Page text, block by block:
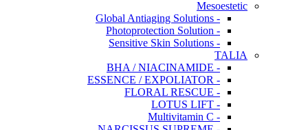
Mesoestetic
- Global Antiaging Solutions
- Photoprotection Solution
- Sensitive Skin Solutions
TALIA
- BHA / NIACINAMIDE
- ESSENCE / EXPOLIATOR
- FLORAL RESCUE
- LOTUS LIFT
- Multivitamin C